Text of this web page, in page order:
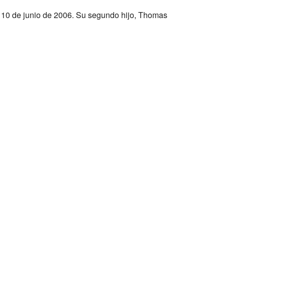
de junio de 2006. Su segundo hijo, Thomas